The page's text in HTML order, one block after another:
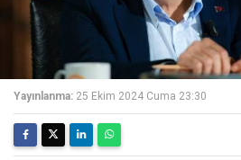
Yayınlanma: 25 Ekim 2024 Cuma 23:30